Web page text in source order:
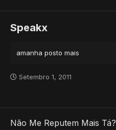
Speakx
amanha posto mais
Setembro 1, 2011
Não Me Reputem Mais Tá?